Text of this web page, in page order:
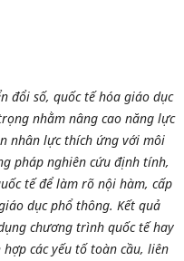
đổi số, quốc tế hóa giáo dục
nhằm nâng cao năng lực
nhân lực thích ứng với môi
pháp nghiên cứu định tính,
tế để làm rõ nội hàm, cấp
dục phổ thông. Kết quả
chương trình quốc tế hay
các yếu tố toàn cầu, liên